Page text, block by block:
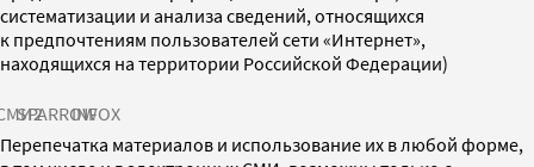
систематизации и анализа сведений, относящихся
к предпочтениям пользователей сети «Интернет»,
находящихся на территории Российской Федерации)
SPARROWINFOX
Перепечатка материалов и использование их в любой форме,